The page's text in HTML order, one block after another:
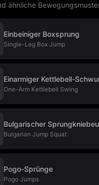
ähnliche
Einbeiniger Boxsprung
Single-Leg Box Jump
Einarmiger Kettlebell-
One-Arm Kettlebell Swing
Bulgarischer
Bulgarian Jump Squat
Pogo-Sprünge
Pogo Jumps